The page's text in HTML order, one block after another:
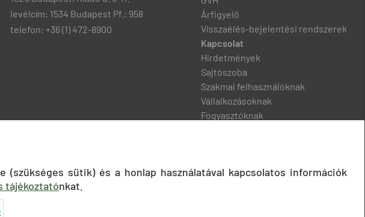
levélcím: 1534 Budapest Pf.: 958
telefon: +36 (1) 472-8900
Árfigyelő
Visszaélés-bejelentési rendszerek
Kapcsolat
Hirdetmények
Sajtószoba
Szakmai felhasználóknak
Vállalkozásoknak
Fogyasztóknak
(szükséges sütik) és a honlap használatával kapcsolatos információk
tájékoztatónkat.